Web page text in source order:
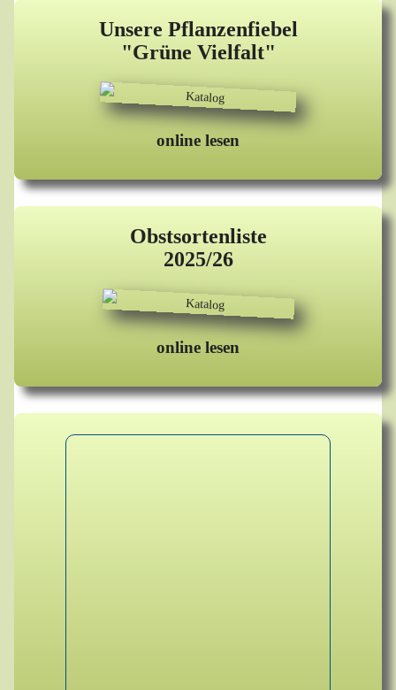
Unsere Pflanzenfiebel
"Grüne Vielfalt"
online lesen
Obstsortenliste
2025/26
online lesen